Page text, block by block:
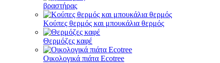
βραστήρας
Κούπες θερμός και μπουκάλια θερμός
Θερμόζες καφέ
Οικολογικά πιάτα Ecotree